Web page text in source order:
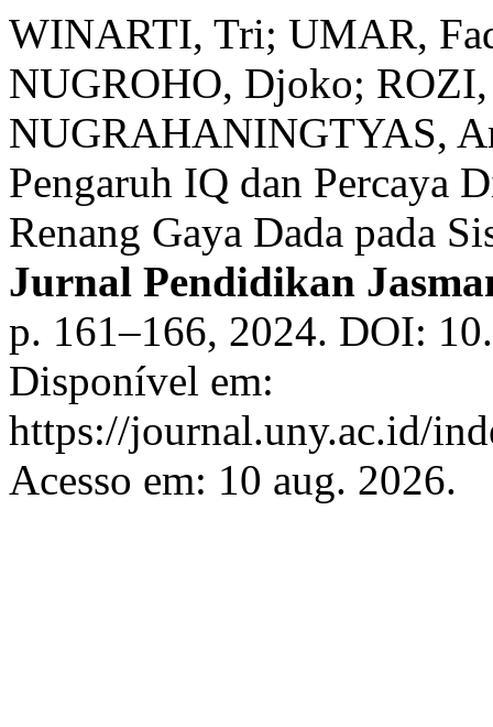
WINARTI, Tri; UMAR,
NUGROHO, Djoko;
NUGRAHANINGTYAS,
Pengaruh IQ dan Percaya
Renang Gaya Dada pada
Jurnal Pendidikan
p. 161–166, 2024. DOI:
Disponível em:
https://journal.uny.ac.id/
Acesso em: 10 aug. 2026.